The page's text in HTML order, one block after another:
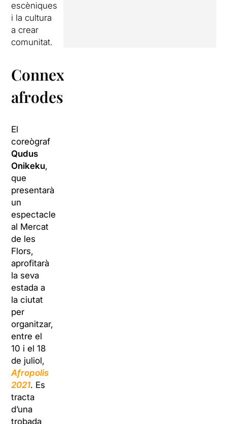
escèniques
i la cultura
a crear
comunitat.
Connexió
afrodescendent
El
coreògraf
Qudus
Onikeku,
que
presentarà
un
espectacle
al Mercat
de les
Flors,
aprofitarà
la seva
estada a
la ciutat
per
organitzar,
entre el
10 i el 18
de juliol,
Afropolis
2021. Es
tracta
d’una
trobada